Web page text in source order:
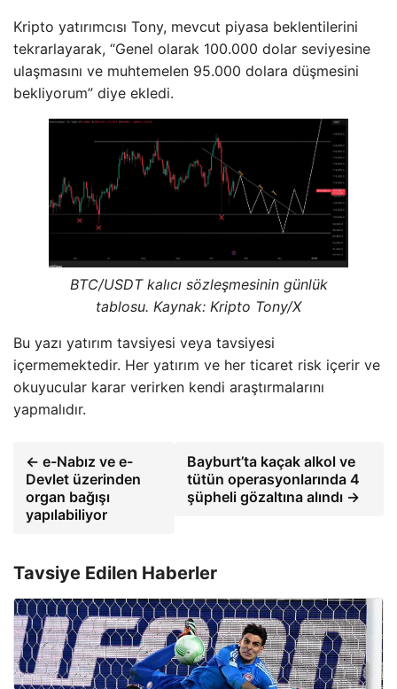
Kripto yatırımcısı Tony, mevcut piyasa beklentilerini
tekrarlayarak, “Genel olarak 100.000 dolar seviyesine
ulaşmasını ve muhtemelen 95.000 dolara düşmesini
bekliyorum” diye ekledi.
BTC/USDT kalıcı sözleşmesinin günlük
tablosu. Kaynak: Kripto Tony/X
Bu yazı yatırım tavsiyesi veya tavsiyesi
içermemektedir. Her yatırım ve her ticaret risk içerir ve
okuyucular karar verirken kendi araştırmalarını
yapmalıdır.
← e-Nabız ve e-
Devlet üzerinden
organ bağışı
yapılabiliyor
Bayburt’ta kaçak alkol ve
tütün operasyonlarında 4
şüpheli gözaltına alındı →
Tavsiye Edilen Haberler